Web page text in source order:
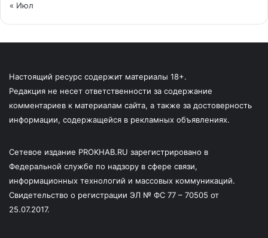
« Июл
Настоящий ресурс содержит материалы 18+.
Редакция не несет ответственности за содержание
комментариев к материалам сайта, а также за достоверность
информации, содержащейся в рекламных объявлениях.
Сетевое издание PROKHAB.RU зарегистрировано в
Федеральной службе по надзору в сфере связи,
информационных технологий и массовых коммуникаций.
Свидетельство о регистрации ЭЛ № ФС 77 – 70505 от
25.07.2017.